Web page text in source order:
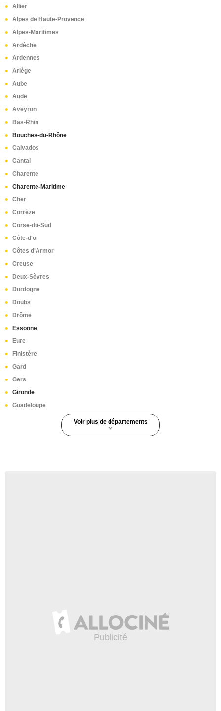
Châlons-en-Champagne
Saint-Pierre-des-Nids(1)
Étel(1)
Caluire-et-Cuire
Allier
Alpes de Haute-Provence
Alpes-Maritimes
Ardèche
Ardennes
Ariège
Aube
Aude
Aveyron
Bas-Rhin
Bouches-du-Rhône
Calvados
Cantal
Charente
Charente-Maritime
Cher
Corrèze
Corse-du-Sud
Côte-d'or
Côtes d'Armor
Creuse
Deux-Sèvres
Dordogne
Doubs
Drôme
Essonne
Eure
Finistère
Gard
Gers
Gironde
Guadeloupe
Voir plus de départements